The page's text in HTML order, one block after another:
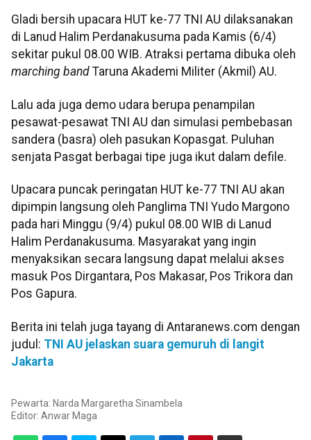
Gladi bersih upacara HUT ke-77 TNI AU dilaksanakan
di Lanud Halim Perdanakusuma pada Kamis (6/4)
sekitar pukul 08.00 WIB. Atraksi pertama dibuka oleh
marching band Taruna Akademi Militer (Akmil) AU.
Lalu ada juga demo udara berupa penampilan
pesawat-pesawat TNI AU dan simulasi pembebasan
sandera (basra) oleh pasukan Kopasgat. Puluhan
senjata Pasgat berbagai tipe juga ikut dalam defile.
Upacara puncak peringatan HUT ke-77 TNI AU akan
dipimpin langsung oleh Panglima TNI Yudo Margono
pada hari Minggu (9/4) pukul 08.00 WIB di Lanud
Halim Perdanakusuma. Masyarakat yang ingin
menyaksikan secara langsung dapat melalui akses
masuk Pos Dirgantara, Pos Makasar, Pos Trikora dan
Pos Gapura.
Berita ini telah juga tayang di Antaranews.com dengan
judul: TNI AU jelaskan suara gemuruh di langit
Jakarta
Pewarta: Narda Margaretha Sinambela
Editor: Anwar Maga